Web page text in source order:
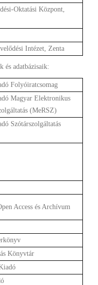
Oktatási Központ,
Intézet, Zenta
és adatbázisaik:
Folyóiratcsomag
Magyar Elektronikus
(MeRSZ)
Szótárszolgáltatás
Access és Archívum
Könyvtár